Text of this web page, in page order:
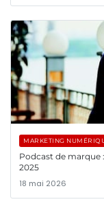
MARKETING
Podcast de marque
2025
18 mai 2026